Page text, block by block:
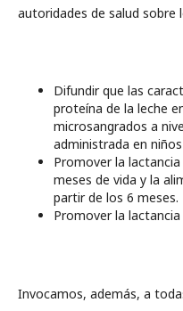
autoridades de salud sobre
Difundir que las
proteína de la leche
microsangrados a
administrada en
Promover la
meses de vida y la
partir de los 6 meses.
Promover la
Invocamos, además, a